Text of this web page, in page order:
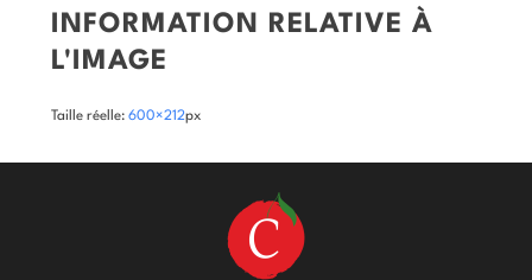
INFORMATION RELATIVE À
L'IMAGE
Taille réelle: 600×212px